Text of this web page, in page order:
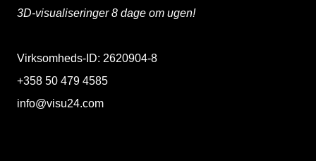
3D-visualiseringer 8 dage om ugen!
Virksomheds-ID: 2620904-8
+358 50 479 4585
info@visu24.com